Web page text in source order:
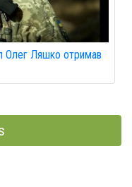
Олег Ляшко отримав